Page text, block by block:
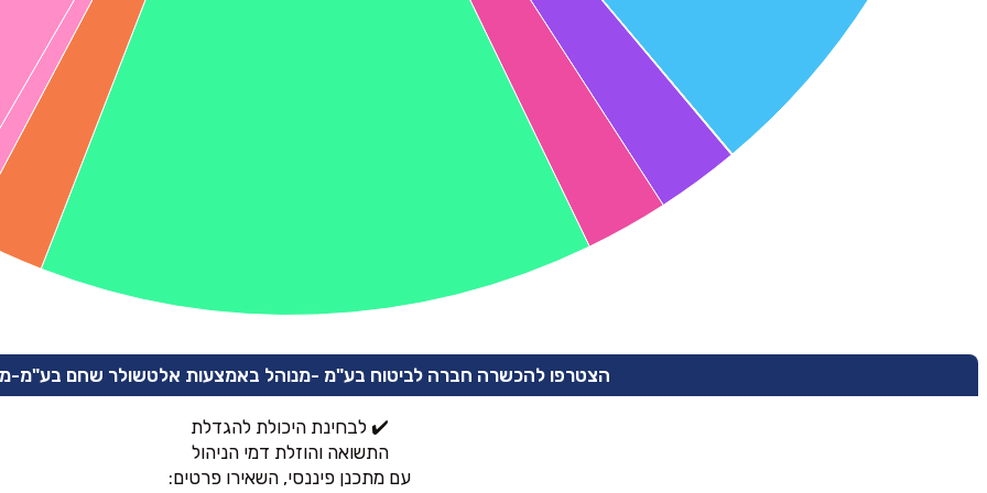
הצטרפו להכשרה חברה לביטוח בע"מ -מנוהל באמצעות אלטשולר שחם בע"מ-
✔️ לבחינת היכולת להגדלת
התשואה והוזלת דמי הניהול
עם מתכנן פיננסי, השאירו פרטים: